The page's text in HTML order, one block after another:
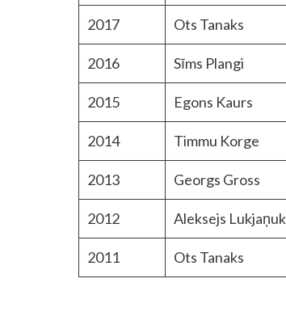
2017 Ots Tanaks
2016 Sīms Plangi
2015 Egons Kaurs
2014 Timmu Korge
2013 Georgs Gross
2012 Aleksejs
2011 Ots Tanaks